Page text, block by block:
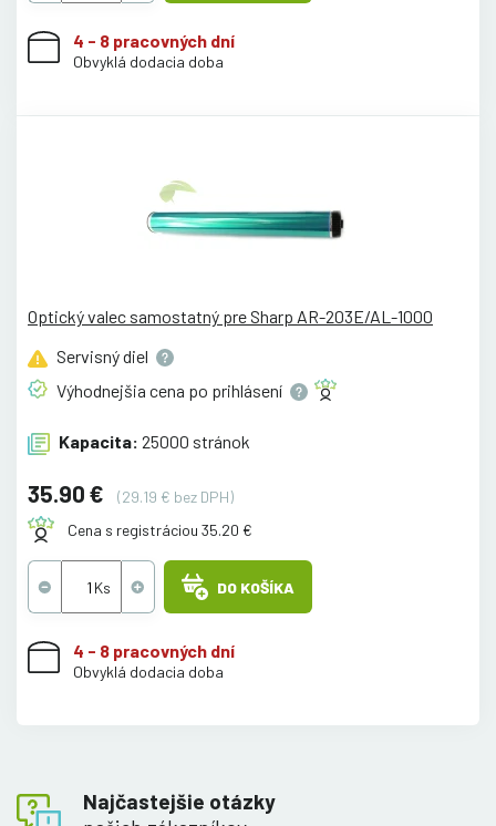
4 - 8 pracovných dní
Obvyklá dodacia doba
Optický valec samostatný pre Sharp AR-203E/AL-1000
Servisnýdiel
Výhodnejšia cena po prihlásení
Kapacita: 25000 stránok
35.90 €
(29.19 € bez DPH)
Cena s registráciou 35.20 €
DO KOŠÍKA
4 - 8 pracovných dní
Obvyklá dodacia doba
Najčastejšie otázky